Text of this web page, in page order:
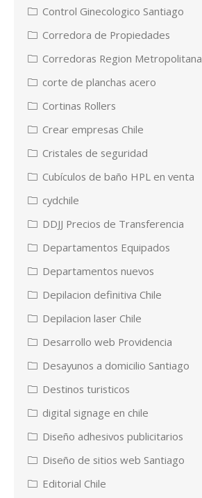
Control Ginecologico Santiago
Corredora de Propiedades
Corredoras Region Metropolitana
corte de planchas acero
Cortinas Rollers
Crear empresas Chile
Cristales de seguridad
Cubículos de baño HPL en venta
cydchile
DDJJ Precios de Transferencia
Departamentos Equipados
Departamentos nuevos
Depilacion definitiva Chile
Depilacion laser Chile
Desarrollo web Providencia
Desayunos a domicilio Santiago
Destinos turisticos
digital signage en chile
Diseño adhesivos publicitarios
Diseño de sitios web Santiago
Editorial Chile